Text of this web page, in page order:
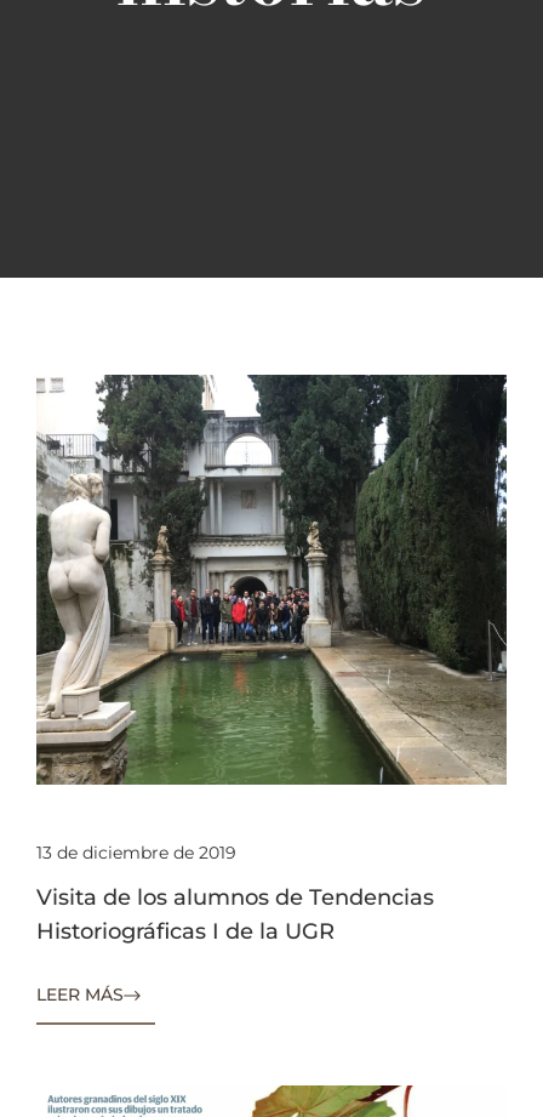
13 de diciembre de 2019
Visita de los alumnos de Tendencias
Historiográficas I de la UGR
LEER MÁS